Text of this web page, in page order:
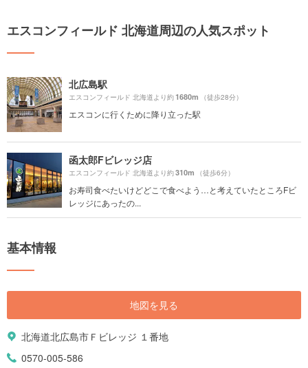
エスコンフィールド 北海道周辺の人気スポット
北広島駅
エスコンフィールド 北海道より約1680m （徒歩28分）
エスコンに行くために降り立った駅
函太郎Fビレッジ店
エスコンフィールド 北海道より約310m （徒歩6分）
お寿司食べたいけどどこで食べよう…と考えていたところFビ
レッジにあったの...
基本情報
地図を見る
北海道北広島市Ｆビレッジ １番地
0570-005-586